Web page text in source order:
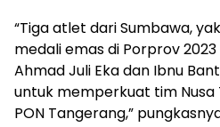
“Tiga atlet dari Sumbawa,
medali emas di Porprov
Ahmad Juli Eka dan Ibnu
untuk memperkuat tim Nusa
PON Tangerang,”